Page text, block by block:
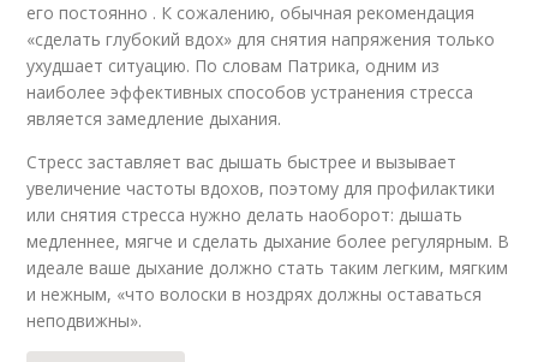
его постоянно . К сожалению, обычная рекомендация
«сделать глубокий вдох» для снятия напряжения только
ухудшает ситуацию. По словам Патрика, одним из
наиболее эффективных способов устранения стресса
является замедление дыхания.
Стресс заставляет вас дышать быстрее и вызывает
увеличение частоты вдохов, поэтому для профилактики
или снятия стресса нужно делать наоборот: дышать
медленнее, мягче и сделать дыхание более регулярным. В
идеале ваше дыхание должно стать таким легким, мягким
и нежным, «что волоски в ноздрях должны оставаться
неподвижны».